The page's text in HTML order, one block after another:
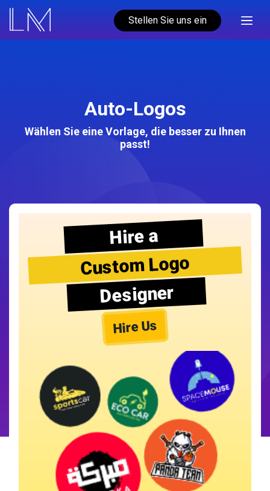
Stellen Sie uns ein
Auto-Logos
Wählen Sie eine Vorlage, die besser zu Ihnen
passt!
Hire a
Custom Logo
Designer
Hire Us